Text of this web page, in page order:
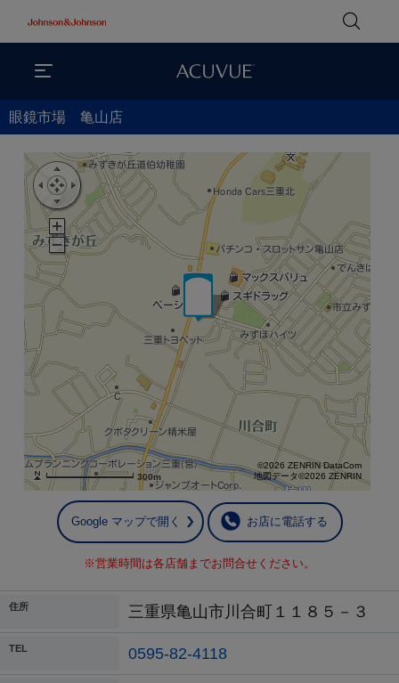
眼鏡市場 亀山店
300m
©2026 ZENRIN DataCom
地図データ©2026 ZENRIN
Google マップで開く お店に電話する
※営業時間は各店舗までお問合せください。
住所 三重県亀山市川合町１１８５－３
TEL 0595-82-4118